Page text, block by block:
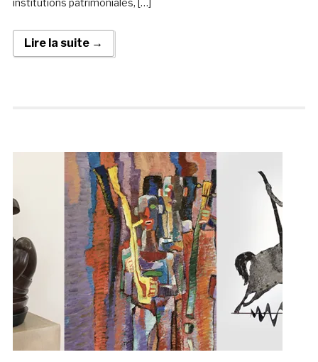
institutions patrimoniales, […]
Lire la suite →